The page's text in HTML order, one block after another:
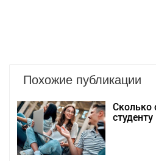
Похожие публикации
Сколько